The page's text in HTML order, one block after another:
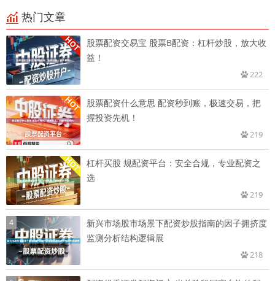
热门文章
股票配资交易宝 股票B配资：杠杆炒股，放大收
益！
222
股票配资什么意思 配资秒到账，极速交易，把
握投资先机！
219
杠杆买股 规配资平台：安全合规，专业配资之
选
219
4
新兴市场股市场景下配资炒股指南的因子拥挤度
监测分析结构逻辑展
218